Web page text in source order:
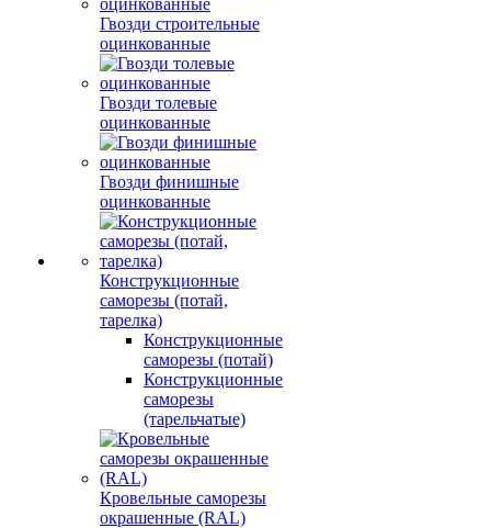
Гвозди строительные
оцинкованные
Гвозди толевые
оцинкованные
Гвозди финишные
оцинкованные
Конструкционные
саморезы (потай,
тарелка)
Конструкционные
саморезы (потай)
Конструкционные
саморезы
(тарельчатые)
Кровельные саморезы
окрашенные (RAL)